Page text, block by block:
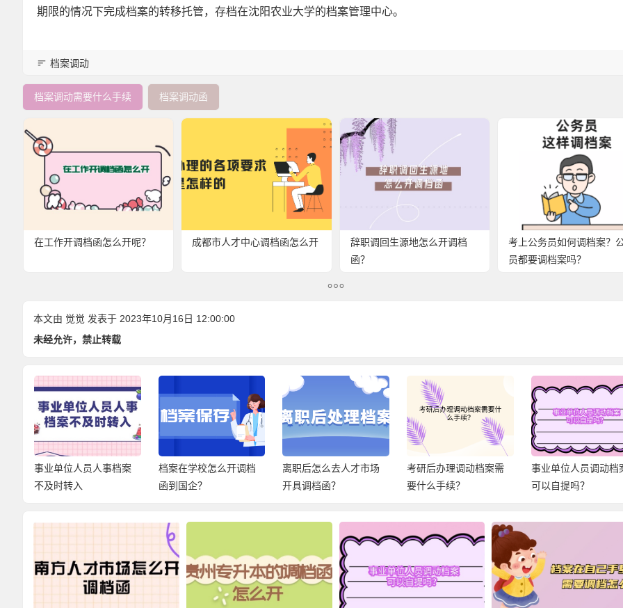
期限的情况下完成档案的转移托管，存档在沈阳农业大学的档案管理中心。
档案调动
档案调动需要什么手续 档案调动函
在工作开调档函怎么开呢？ 成都市人才中心调档函怎么开
辞职调回生源地怎么开调档
函？
考上公务员如何调档案？
员都要调档案吗？
本文由 觉觉 发表于 2023年10月16日 12:00:00
未经允许，禁止转载
档案在学校怎么开调档
函到国企？
离职后怎么去人才市场
开具调档函？
考研后办理调动档案需
要什么手续？
事业单位人员调动档案
可以自提吗？
离职调档函怎么开？
哪里开？